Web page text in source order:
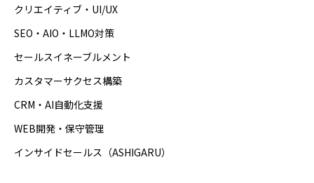
クリエイティブ・UI/UX
SEO・AIO・LLMO対策
セールスイネーブルメント
カスタマーサクセス構築
CRM・AI自動化支援
WEB開発・保守管理
インサイドセールス（ASHIGARU）